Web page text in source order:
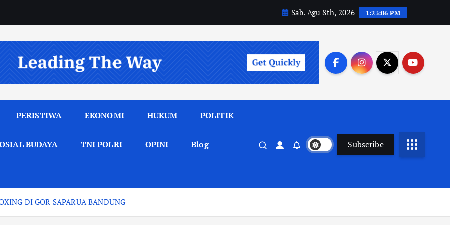
Sab. Agu 8th, 2026 1:23:08 PM
PERISTIWA EKONOMI HUKUM POLITIK
BUDAYA TNI POLRI OPINI Blog Subscribe
DI GOR SAPARUA BANDUNG